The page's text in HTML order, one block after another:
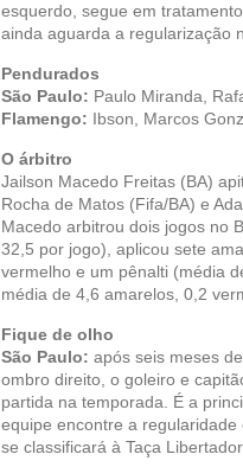
esquerdo, segue em
ainda aguarda a regularização
Pendurados
São Paulo: Paulo Miranda,
Flamengo: Ibson, Marcos
O árbitro
Jailson Macedo Freitas (BA)
Rocha de Matos (Fifa/BA) e
Macedo arbitrou dois jogos no
32,5 por jogo), aplicou sete
vermelho e um pênalti (média
média de 4,6 amarelos, 0,2
Fique de olho
São Paulo: após seis meses
ombro direito, o goleiro e
partida na temporada. É a
equipe encontre a
se classificará à Taça